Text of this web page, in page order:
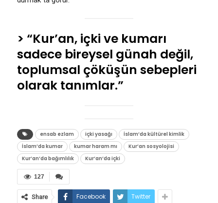
> “Kur’an, içki ve kumarı
sadece bireysel günah değil,
toplumsal çöküşün sebepleri
olarak tanımlar.”
ensab ezlam içki yasağı
İslam’da kültürel kimlik
İslam’da kumar
kumar haram mı
Kur’an sosyolojisi
Kur’an’da bağımlılık
Kur’an’da içki
127
Share Facebook Twitter